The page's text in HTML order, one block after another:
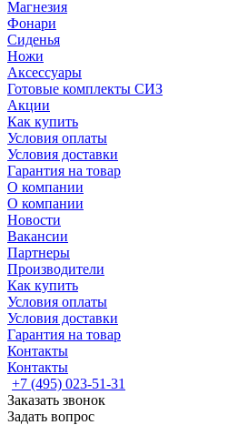
Магнезия
Фонари
Сиденья
Ножи
Аксессуары
Готовые комплекты СИЗ
Акции
Как купить
Условия оплаты
Условия доставки
Гарантия на товар
О компании
О компании
Новости
Вакансии
Партнеры
Производители
Как купить
Условия оплаты
Условия доставки
Гарантия на товар
Контакты
Контакты
+7 (495) 023-51-31
Заказать звонок
Задать вопрос